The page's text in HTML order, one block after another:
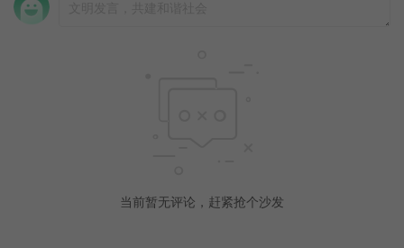
当前暂无评论，赶紧抢个沙发